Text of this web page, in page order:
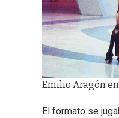
Emilio Aragón
El formato se